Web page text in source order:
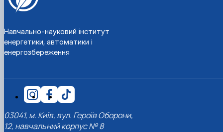
Навчально-науковий інститут
енергетики, автоматики і
енергозбереження
03041, м. Київ, вул. Героїв Оборони,
12, навчальний корпус № 8